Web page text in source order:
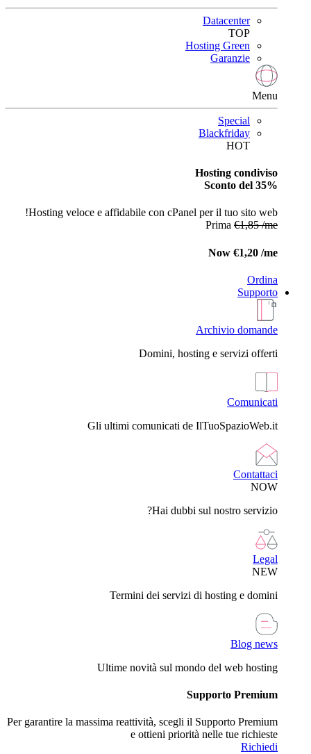
Datacenter
TOP
Hosting Green
Garanzie
Menu
Special
Blackfriday
HOT
Hosting condiviso
Sconto del 35%
Hosting veloce e affidabile con cPanel per il tuo sito web!
Prima €1,85 /me
Now €1,20 /me
Ordina
Supporto
Archivio domande
Domini, hosting e servizi offerti
Comunicati
Gli ultimi comunicati de IlTuoSpazioWeb.it
Contattaci
NOW
Hai dubbi sul nostro servizio?
Legal
NEW
Termini dei servizi di hosting e domini
Blog news
Ultime novità sul mondo del web hosting
Supporto Premium
Per garantire la massima reattività, scegli il Supporto Premium
e ottieni priorità nelle tue richieste
Richiedi